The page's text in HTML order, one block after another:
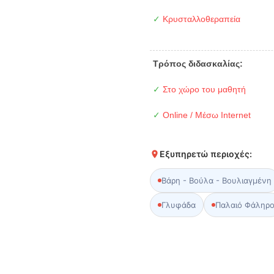
✓ Κρυσταλλοθεραπεία
Τρόπος διδασκαλίας:
✓ Στο χώρο του μαθητή
✓ Online / Μέσω Internet
Εξυπηρετώ περιοχές:
Βάρη - Βούλα - Βουλιαγμένη
Γλυφάδα Παλαιό